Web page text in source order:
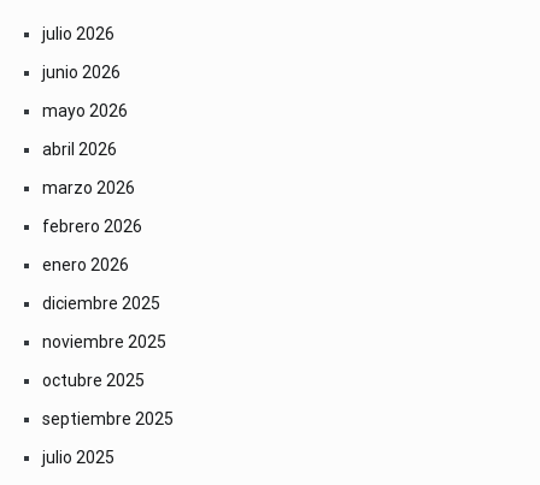
julio 2026
junio 2026
mayo 2026
abril 2026
marzo 2026
febrero 2026
enero 2026
diciembre 2025
noviembre 2025
octubre 2025
septiembre 2025
julio 2025